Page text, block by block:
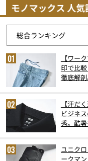
モノマックス 人
【ワー
印で比
徹底解
【汗だ
ビジネ
秀。酷
ユニク
ークマ